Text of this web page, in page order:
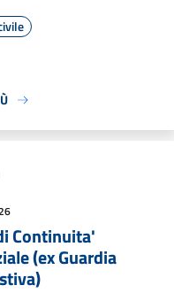
Continuita'
(ex Guardia